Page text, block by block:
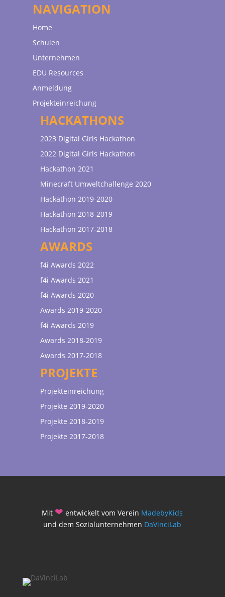
NAVIGATION
Home
Schulen
Unternehmen
EDU Resources
Anmeldung
Projekteinreichung
HACKATHONS
2023 Digital Girls Hackathon
2022 Digital Girls Hackathon
Hackathon 2021
Minecraft Umweltchallenge 2020
Hackathon 2019-2020
Hackathon 2018-2019
Hackathon 2017-2018
AWARDS
f4i Awards 2022
f4i Awards 2021
f4i Awards 2020
Awards 2019-2020
f4i Awards 2019
Awards 2018-2019
Awards 2017-2018
PROJEKTE
Projekteinreichung
Projekte 2019-2020
Projekte 2018-2019
Projekte 2017-2018
Mit ❤ entwickelt vom Verein MadebyKids
und dem Sozialunternehmen DaVinciLab